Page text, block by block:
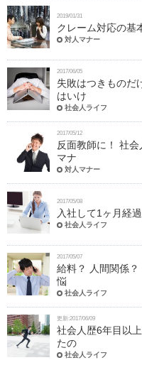
2019/01/31
クレーム対応の基
対人マナー
2017/06/05
失敗はつきもの
はいけ
社会人ライフ
2017/05/12
反面教師に！ 社
マナ
対人マナー
2017/05/08
入社して1ヶ月経
社会人ライフ
2017/05/07
給料？ 人間関係
悩
社会人ライフ
更新:2017/06/09
社会人歴6年目以
たの
社会人ライフ